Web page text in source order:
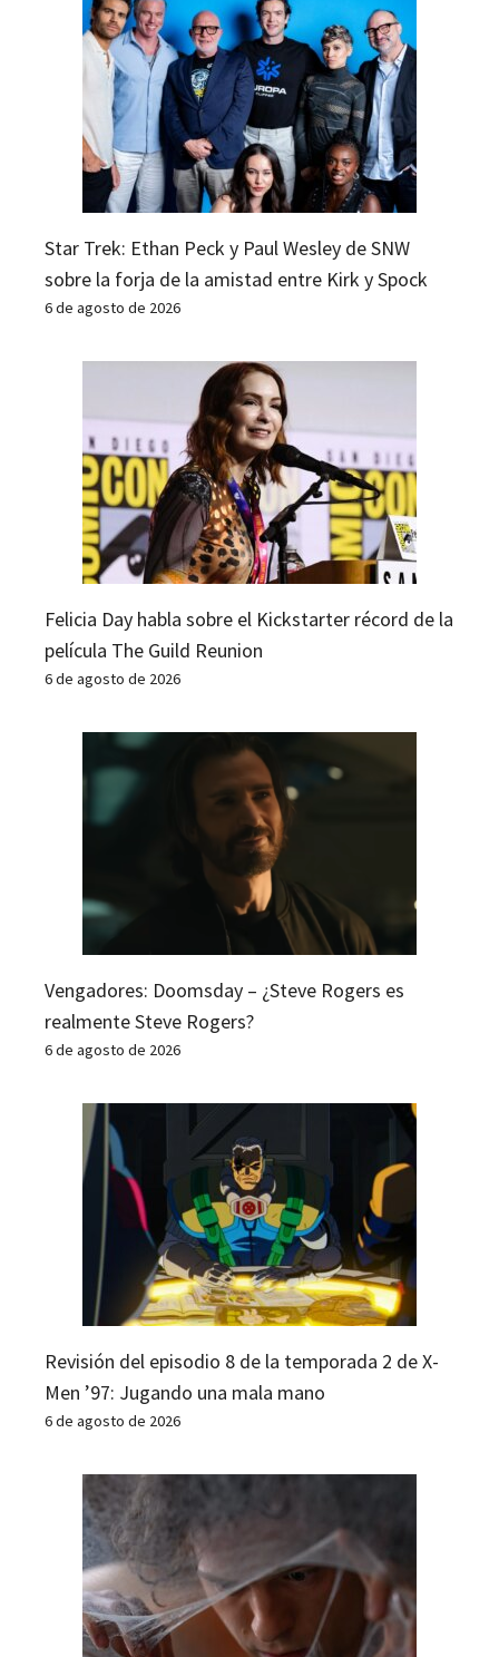
Star Trek: Ethan Peck y Paul Wesley de SNW
sobre la forja de la amistad entre Kirk y Spock
6 de agosto de 2026
Felicia Day habla sobre el Kickstarter récord de la
película The Guild Reunion
6 de agosto de 2026
Vengadores: Doomsday – ¿Steve Rogers es
realmente Steve Rogers?
6 de agosto de 2026
Revisión del episodio 8 de la temporada 2 de X-
Men ’97: Jugando una mala mano
6 de agosto de 2026